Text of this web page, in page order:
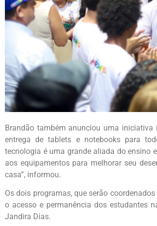
Brandão também anunciou uma
entrega de tablets e notebooks para
tecnologia é uma grande aliada do ensino
aos equipamentos para melhorar seu
casa”, informou.
Os dois programas, que serão
o acesso e permanência dos estudantes
Jandira Dias.